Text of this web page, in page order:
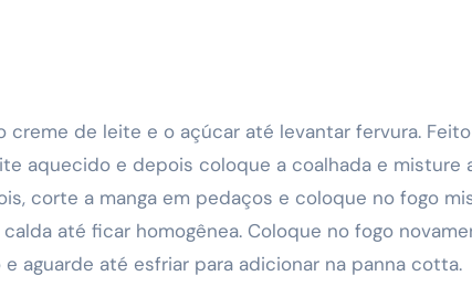
de leite e o açúcar até levantar fervura.
aquecido e depois coloque a coalhada e misture
corte a manga em pedaços e coloque no fogo
até ficar homogênea. Coloque no fogo
aguarde até esfriar para adicionar na panna cotta.